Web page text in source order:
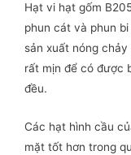
Hạt vi hạt gốm
phun cát và phun
sản xuất nóng
rất mịn để có được
đều.
Các hạt hình cầu
mặt tốt hơn trong